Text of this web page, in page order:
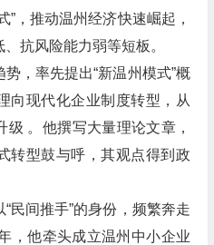
”，推动温州经济快速崛起，
抗风险能力弱等短板。
，率先提出“新温州模式”概
向现代化企业制度转型，从
。他撰写大量理论文章，
转型鼓与呼，其观点得到政
民间推手”的身份，频繁奔走
，他牵头成立温州中小企业